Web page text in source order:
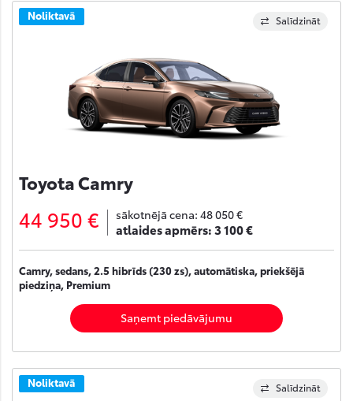
Salīdzināt
Noliktavā
Toyota Camry
44 950 € sākotnējā cena: 48 050 €
atlaides apmērs:3 100 €
Camry, sedans, 2.5 hibrīds (230 zs), automātiska, priekšējā
piedziņa, Premium
Saņemt piedāvājumu
Salīdzināt
Noliktavā